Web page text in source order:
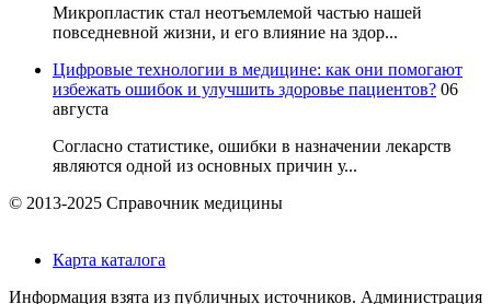
Микропластик стал неотъемлемой частью нашей
повседневной жизни, и его влияние на здор...
Цифровые технологии в медицине: как они помогают
избежать ошибок и улучшить здоровье пациентов? 06
августа
Согласно статистике, ошибки в назначении лекарств
являются одной из основных причин у...
© 2013-2025 Справочник медицины
Карта каталога
Информация взята из публичных источников. Администрация